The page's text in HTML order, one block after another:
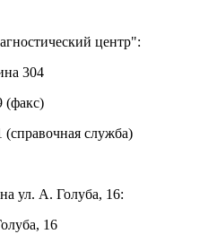
центр":
304
(факс)
(справочная служба)
ул. А. Голуба, 16:
16